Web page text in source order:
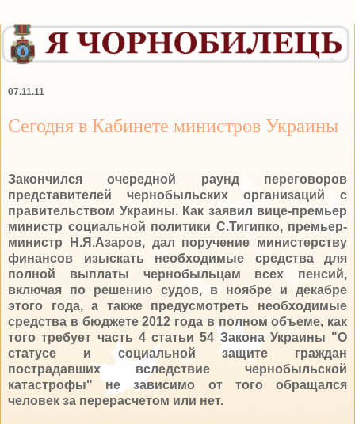
07.11.11
Сегодня в Кабинете министров Украины
Закончился очередной раунд переговоров
представителей чернобыльских организаций с
правительством Украины. Как заявил вице-премьер
министр социальной политики С.Тигипко, премьер-
министр Н.Я.Азаров, дал поручение министерству
финансов изыскать необходимые средства для
полной выплаты чернобыльцам всех пенсий,
включая по решению судов, в ноябре и декабре
этого года, а также предусмотреть необходимые
средства в бюджете 2012 года в полном объеме, как
того требует часть 4 статьи 54 Закона Украины "О
статусе и социальной защите граждан
пострадавших вследствие чернобыльской
катастрофы" не зависимо от того обращался
человек за перерасчетом или нет.